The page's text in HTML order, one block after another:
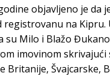
objavljeno je da
registrovanu na
su Milo i Blažo
imovinom
Britanije, Švajcarske,